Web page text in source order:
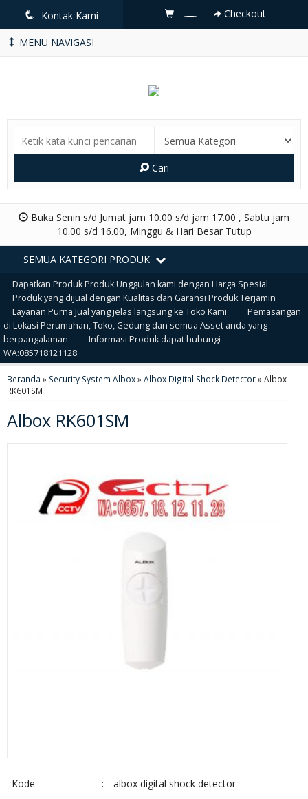
q Kontak Kami Checkout
MENU NAVIGASI
Cari
Buka Senin s/d Jumat jam 10.00 s/d jam 17.00 , Sabtu jam
10.00 s/d 16.00, Minggu & Hari Besar Tutup
SEMUA KATEGORI PRODUK
Dapatkan Produk Produk Unggulan kami dengan Harga Spesial
Produk yang dijual dengan Kualitas dan Garansi Produk Terjamin
Layanan Purna Jual yang jelas langsung ke Toko Kami
Pemasangan
di Lokasi Perumahan, Toko, Gedung dan semua Asset anda yang
berpangalaman
Informasi Produk dapat hubungi
WA:085718121128
Beranda » Security System Albox»Albox Digital Shock Detector»Albox
RK601SM
Albox RK601SM
Kode :
albox digital shock detector